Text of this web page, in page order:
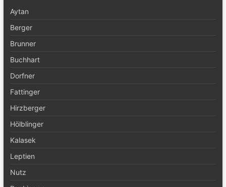
Aytan
Berger
Brunner
Buchhart
Dorfner
Fattinger
Hirzberger
Hölblinger
Kalasek
Leptien
Nutz